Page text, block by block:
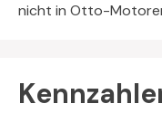
nicht in Otto-